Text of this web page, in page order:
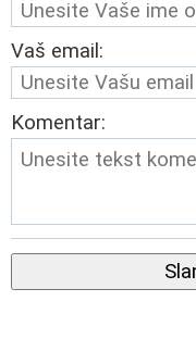
Vaš email:
Komentar: